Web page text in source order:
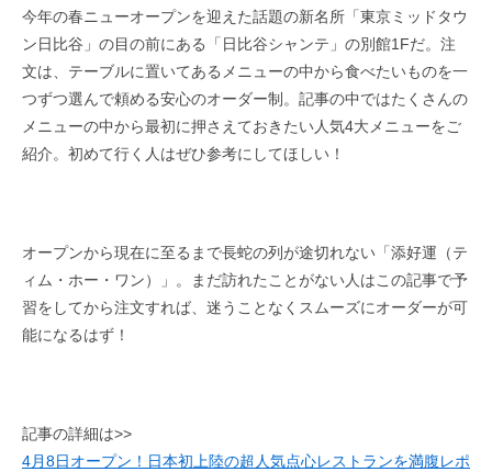
今年の春ニューオープンを迎えた話題の新名所「東京ミッドタウ
ン日比谷」の目の前にある「日比谷シャンテ」の別館1Fだ。注
文は、テーブルに置いてあるメニューの中から食べたいものを一
つずつ選んで頼める安心のオーダー制。記事の中ではたくさんの
メニューの中から最初に押さえておきたい人気4大メニューをご
紹介。初めて行く人はぜひ参考にしてほしい！
オープンから現在に至るまで長蛇の列が途切れない「添好運（テ
ィム・ホー・ワン）」。まだ訪れたことがない人はこの記事で予
習をしてから注文すれば、迷うことなくスムーズにオーダーが可
能になるはず！
記事の詳細は>>
4月8日オープン！日本初上陸の超人気点心レストランを満腹レポ